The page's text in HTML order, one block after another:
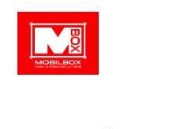
Skip
content